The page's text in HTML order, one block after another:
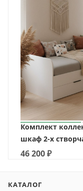
Комплект
шкаф 2-х
46 200₽
КАТАЛОГ